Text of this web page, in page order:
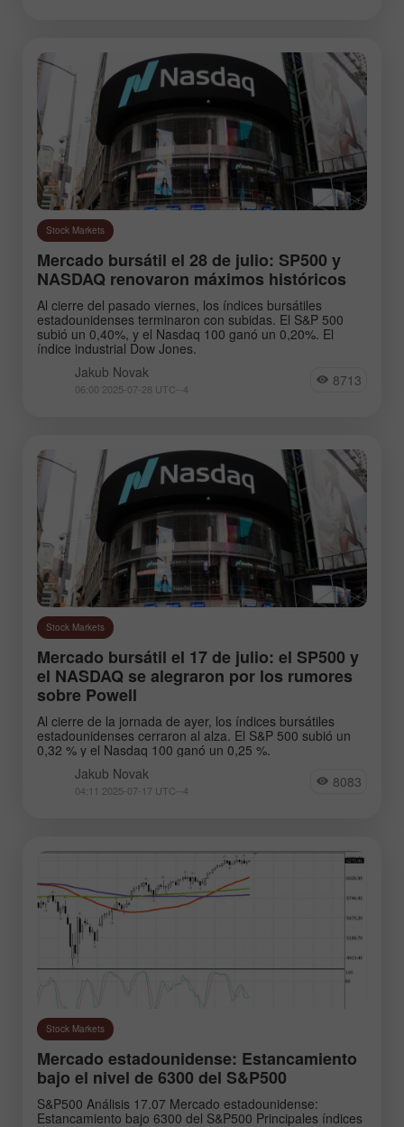
Stock Markets
Mercado bursátil el 28 de julio: SP500 y
NASDAQ renovaron máximos históricos
Al cierre del pasado viernes, los índices bursátiles
estadounidenses terminaron con subidas. El S&P 500
subió un 0,40%, y el Nasdaq 100 ganó un 0,20%. El
índice industrial Dow Jones.
Jakub Novak
06:00 2025-07-28 UTC--4 8713
Stock Markets
Mercado bursátil el 17 de julio: el SP500 y
el NASDAQ se alegraron por los rumores
sobre Powell
Al cierre de la jornada de ayer, los índices bursátiles
estadounidenses cerraron al alza. El S&P 500 subió un
0,32 % y el Nasdaq 100 ganó un 0,25 %.
Jakub Novak
04:11 2025-07-17 UTC--4 8083
Stock Markets
Mercado estadounidense: Estancamiento
bajo el nivel de 6300 del S&P500
S&P500 Análisis 17.07 Mercado estadounidense:
Estancamiento bajo 6300 del S&P500 Principales índices